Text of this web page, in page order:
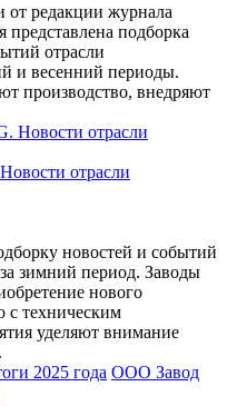
от редакции журнала
представлена подборка
отрасли
и весенний периоды.
производство, внедряют
отрасли
новостей и событий
зимний период. Заводы
нового
с техническим
уделяют внимание
ООО Завод